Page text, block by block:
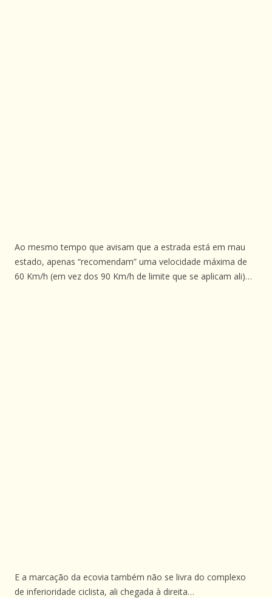
Ao mesmo tempo que avisam que a estrada está em mau
estado, apenas “recomendam” uma velocidade máxima de
60 Km/h (em vez dos 90 Km/h de limite que se aplicam ali)…
E a marcação da ecovia também não se livra do complexo
de inferioridade ciclista, ali chegada à direita…